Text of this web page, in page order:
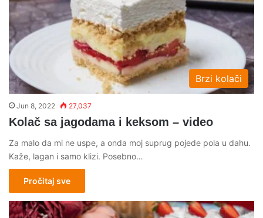
Brzi kolači
Jun 8, 2022 27,037
Kolač sa jagodama i keksom – video
Za malo da mi ne uspe, a onda moj suprug pojede pola u dahu.
Kaže, lagan i samo klizi. Posebno…
Pročitaj sve